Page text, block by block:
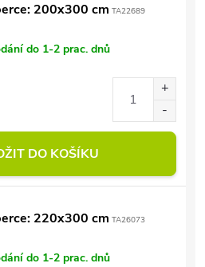
200x300 cm TA22689
do 1-2 prac. dnů
DO KOŠÍKU
220x300 cm TA26073
do 1-2 prac. dnů